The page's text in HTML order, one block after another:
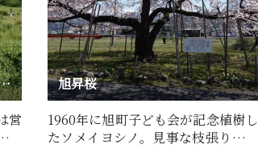
ため2026年営業休止
営
旭昇桜
1960年に旭町子ども会が記念植樹し
たソメイヨシノ。見事な枝張りは市